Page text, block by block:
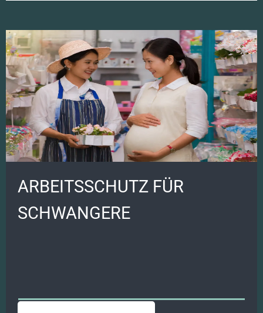
ARBEITSSCHUTZ FÜR
SCHWANGERE